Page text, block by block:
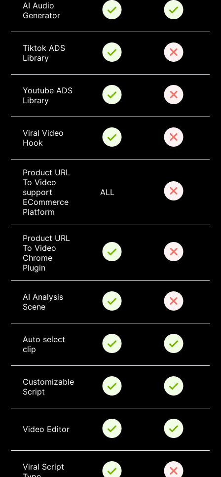
AI Audio
Generator
Tiktok ADS
Library
Youtube ADS
Library
Viral Video
Hook
Product URL
To Video
support
ECommerce
Platform
ALL
Product URL
To Video
Chrome
Plugin
AI Analysis
Scene
Auto select
clip
Customizable
Script
Video Editor
Viral Script